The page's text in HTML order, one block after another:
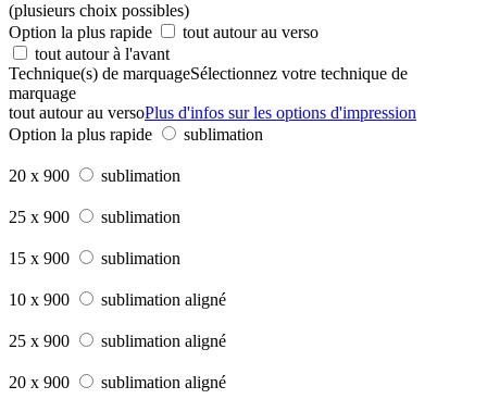
(plusieurs choix possibles)
Option la plus rapide
tout autour au verso
tout autour à l'avant
Technique(s) de marquageSélectionnez votre technique de
marquage
tout autour au versoPlus d'infos sur les options d'impression
Option la plus rapide
sublimation
20 x 900 sublimation
25 x 900 sublimation
15 x 900 sublimation
10 x 900 sublimation aligné
25 x 900 sublimation aligné
20 x 900 sublimation aligné